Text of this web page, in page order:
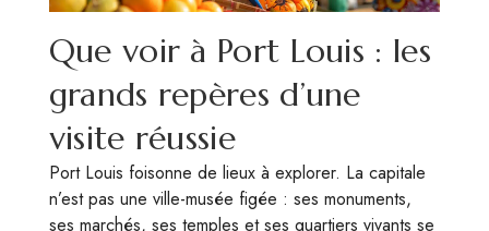
Que voir à Port Louis : les
grands repères d’une
visite réussie
Port Louis foisonne de lieux à explorer. La capitale
n’est pas une ville-musée figée : ses monuments,
ses marchés, ses temples et ses quartiers vivants se